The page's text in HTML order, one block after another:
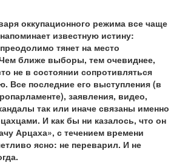
оккупационного режима все чаще
известную истину:
тянет на место
ближе выборы, тем очевиднее,
не в состоянии сопротивляться
Все последние его выступления (в
заявления, видео,
так или иначе связаны именно
И как бы ни казалось, что он
Арцаха», с течением времени
ясно: не переварил. И не